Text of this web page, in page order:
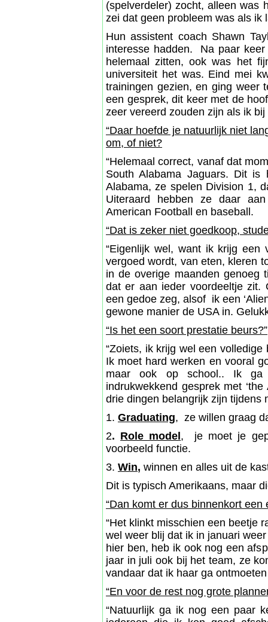
(spelverdeler) zocht, alleen
zei dat geen probleem was als ik
Hun assistent coach Shawn
interesse hadden. Na paar
helemaal zitten, ook was het
universiteit het was. Eind mei
trainingen gezien, en ging weer
een gesprek, dit keer met de
zeer vereerd zouden zijn als ik
“Daar hoefde je natuurlijk niet
om, of niet?
“Helemaal correct, vanaf dat
South Alabama Jaguars. Dit
Alabama, ze spelen Division 1,
Uiteraard hebben ze daar
American Football en baseball.
“Dat is zeker niet goedkoop,
“Eigenlijk wel, want ik krijg een
vergoed wordt, van eten, kleren
in de overige maanden genoeg
dat er aan ieder voordeeltje zit.
een gedoe zeg, alsof ik een
gewone manier de USA in.
“Is het een soort prestatie beurs?”
“Zoiets, ik krijg wel een
Ik moet hard werken en vooral
maar ook op school.. Ik ga
indrukwekkend gesprek met
drie dingen belangrijk zijn tijdens
1. Graduating, ze willen graag
2. Role model , je moet je
voorbeeld functie.
3. Win, winnen en alles uit de
Dit is typisch Amerikaans, maar
“Dan komt er dus binnenkort
“Het klinkt misschien een beetje
wel weer blij dat ik in januari
hier ben, heb ik ook nog een
jaar in juli ook bij het team, ze
vandaar dat ik haar ga
“En voor de rest nog grote
“Natuurlijk ga ik nog een paar